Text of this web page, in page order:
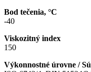
Bod tečenia, °C
-40
Viskozitný index
150
Výkonnostné úrovne /